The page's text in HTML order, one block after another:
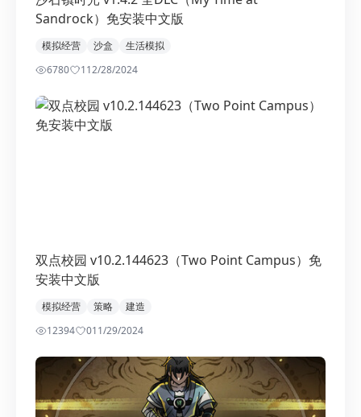
Sandrock）免安装中文版
模拟经营 沙盒
生活模拟
6780
112/28/2024
双点校园 v10.2.144623（Two Point Campus）免
安装中文版
模拟经营 策略
建造
12394
011/29/2024